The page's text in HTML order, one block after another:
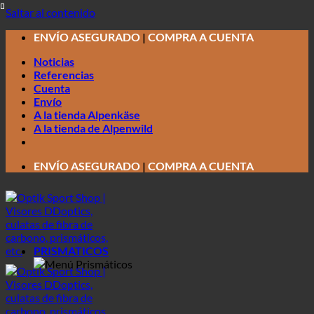
Saltar al contenido
ENVÍO ASEGURADO | COMPRA A CUENTA
Noticias
Referencias
Cuenta
Envío
A la tienda Alpenkäse
A la tienda de Alpenwild
ENVÍO ASEGURADO | COMPRA A CUENTA
PRISMATICOS